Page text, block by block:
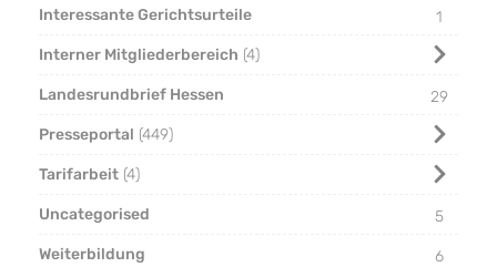
Interessante Gerichtsurteile
1
Interner Mitgliederbereich 4
Landesrundbrief Hessen
29
Presseportal 449
Tarifarbeit 4
Uncategorised
5
Weiterbildung
6